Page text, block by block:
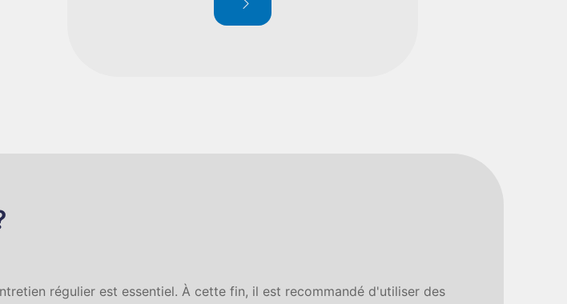
régulier est essentiel. À cette fin, il est recommandé d'utiliser des